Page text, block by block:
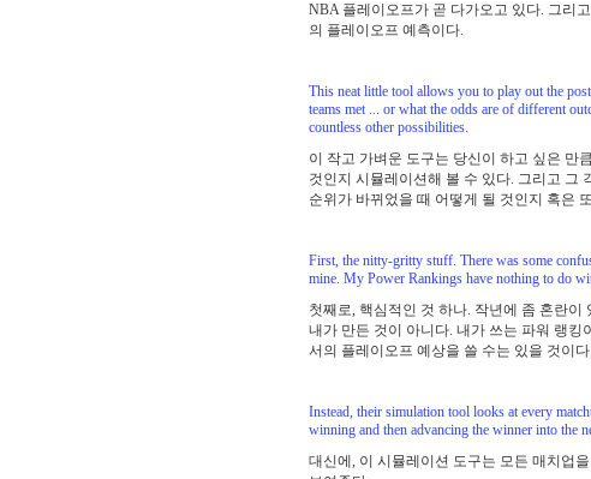
NBA 플레이오프가 곧 다가오고 있다. 그리
의 플레이오프 예측이다.
This neat little tool allows you to play out the
teams met ... or what the odds are of different
countless other possibilities.
이 작고 가벼운 도구는 당신이 하고 싶은 만
것인지 시뮬레이션해 볼 수 있다. 그리고 그
순위가 바뀌었을 때 어떻게 될 것인지 혹은
First, the nitty-gritty stuff. There was some
mine. My Power Rankings have nothing to do
첫째로, 핵심적인 것 하나. 작년에 좀 혼란이
내가 만든 것이 아니다. 내가 쓰는 파워 랭킹
서의 플레이오프 예상을 쓸 수는 있을 것이다.
Instead, their simulation tool looks at every
winning and then advancing the winner into the
대신에, 이 시뮬레이션 도구는 모든 매치업